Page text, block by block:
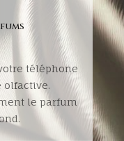
téléphone
olfactive.
le parfum